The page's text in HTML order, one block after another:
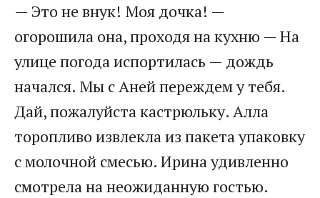
— Это не внук! Моя дочка! —
огорошила она, проходя на кухню — На
улице погода испортилась — дождь
начался. Мы с Аней переждем у тебя.
Дай, пожалуйста кастрюльку. Алла
торопливо извлекла из пакета упаковку
с молочной смесью. Ирина удивленно
смотрела на неожиданную гостью.